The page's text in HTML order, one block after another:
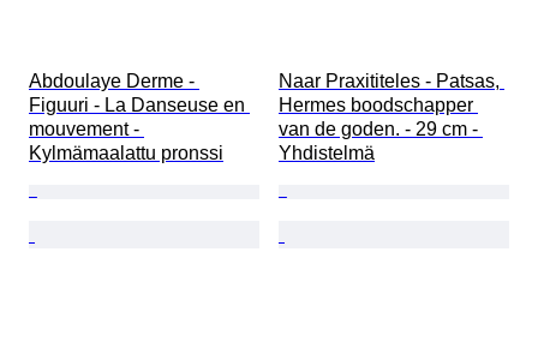
Abdoulaye Derme -
Figuuri - La Danseuse en
mouvement -
Kylmämaalattu pronssi
Naar Praxititeles - Patsas,
Hermes boodschapper
van de goden. - 29 cm -
Yhdistelmä